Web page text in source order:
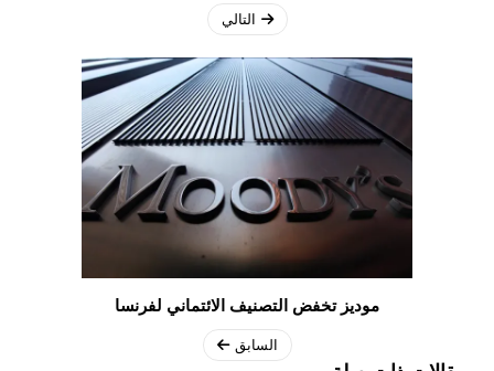
التالي
موديز تخفض التصنيف الائتماني لفرنسا
السابق